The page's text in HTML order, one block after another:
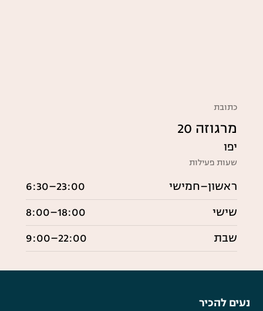
כתובת
מרגוזה 20
יפו
שעות פעילות
ראשון–חמישי
6:30–23:00
שישי
8:00–18:00
שבת
9:00–22:00
נעים להכיר